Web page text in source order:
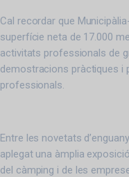
Cal recordar que
superfície neta de 17.000
activitats professionals de
demostracions pràctiques i
professionals.
Entre les novetats
aplegat una àmplia
del càmping i de les